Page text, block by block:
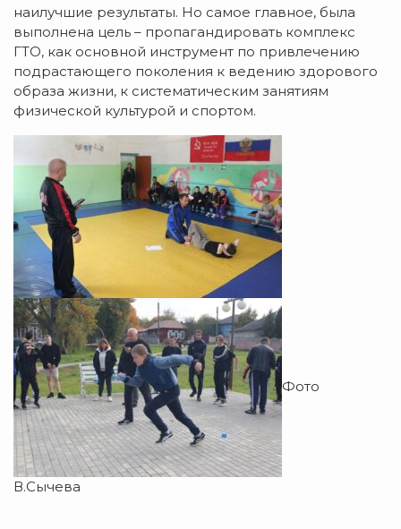
наилучшие результаты. Но самое главное, была
выполнена цель – пропагандировать комплекс
ГТО, как основной инструмент по привлечению
подрастающего поколения к ведению здорового
образа жизни, к систематическим занятиям
физической культурой и спортом.
Фото
В.Сычева